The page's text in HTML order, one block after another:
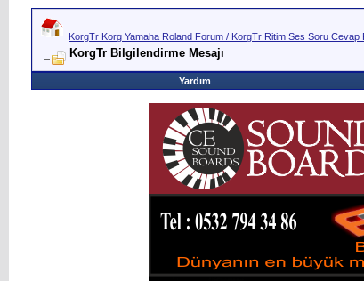
KorgTr Korg Yamaha Roland Forum / KorgTr Ritim Ses Soru Cevap
KorgTr Bilgilendirme Mesajı
Yardım